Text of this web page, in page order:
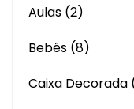
Aulas (2)
Bebês (8)
Caixa Decorada